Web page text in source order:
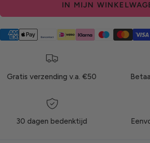
IN MIJN
Gratis verzending v.a. €50
30 dagen bedenktijd